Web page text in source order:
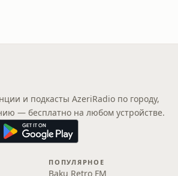
и подкасты AzeriRadio по городу,
— бесплатно на любом устройстве.
ПОПУЛЯРНОЕ
Baku Retro FM